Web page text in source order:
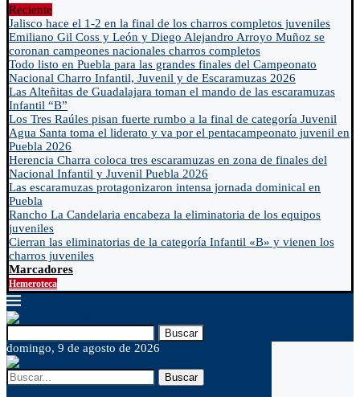
Reciente
Jalisco hace el 1-2 en la final de los charros completos juveniles
Emiliano Gil Coss y León y Diego Alejandro Arroyo Muñoz se
coronan campeones nacionales charros completos
Todo listo en Puebla para las grandes finales del Campeonato
Nacional Charro Infantil, Juvenil y de Escaramuzas 2026
Las Alteñitas de Guadalajara toman el mando de las escaramuzas
Infantil “B”
Los Tres Raúles pisan fuerte rumbo a la final de categoría Juvenil
Agua Santa toma el liderato y va por el pentacampeonato juvenil en
Puebla 2026
Herencia Charra coloca tres escaramuzas en zona de finales del
Nacional Infantil y Juvenil Puebla 2026
Las escaramuzas protagonizaron intensa jornada dominical en
Puebla
Rancho La Candelaria encabeza la eliminatoria de los equipos
juveniles
Cierran las eliminatorias de la categoría Infantil «B» y vienen los
charros juveniles
Marcadores
Hemeroteca
Buscar
domingo, 9 de agosto de 2026
Buscar